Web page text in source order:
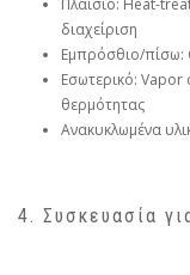
διαχείριση
Εμπρόσθιο/πίσω:
Εσωτερικό:
θερμότητας
Ανακυκλωμένα
4. Συσκευασία